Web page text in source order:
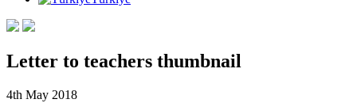
Letter to teachers thumbnail
4th May 2018